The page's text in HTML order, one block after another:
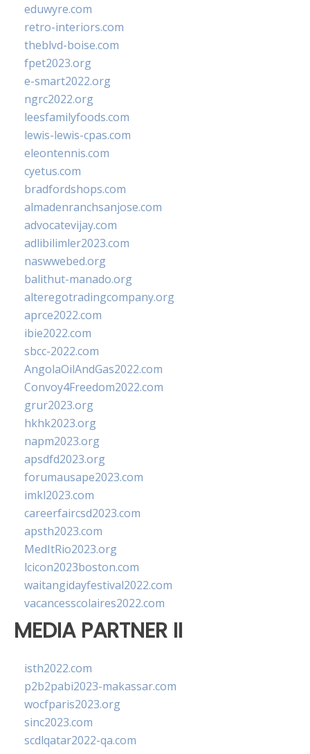
eduwyre.com
retro-interiors.com
theblvd-boise.com
fpet2023.org
e-smart2022.org
ngrc2022.org
leesfamilyfoods.com
lewis-lewis-cpas.com
eleontennis.com
cyetus.com
bradfordshops.com
almadenranchsanjose.com
advocatevijay.com
adlibilimler2023.com
naswwebed.org
balithut-manado.org
alteregotradingcompany.org
aprce2022.com
ibie2022.com
sbcc-2022.com
AngolaOilAndGas2022.com
Convoy4Freedom2022.com
grur2023.org
hkhk2023.org
napm2023.org
apsdfd2023.org
forumausape2023.com
imkl2023.com
careerfaircsd2023.com
apsth2023.com
MedItRio2023.org
lcicon2023boston.com
waitangidayfestival2022.com
vacancesscolaires2022.com
MEDIA PARTNER II
isth2022.com
p2b2pabi2023-makassar.com
wocfparis2023.org
sinc2023.com
scdlqatar2022-qa.com